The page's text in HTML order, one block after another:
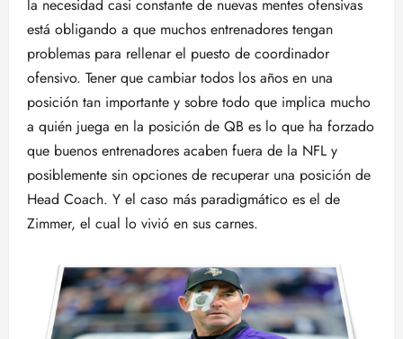
la necesidad casi constante de nuevas mentes ofensivas
está obligando a que muchos entrenadores tengan
problemas para rellenar el puesto de coordinador
ofensivo. Tener que cambiar todos los años en una
posición tan importante y sobre todo que implica mucho
a quién juega en la posición de QB es lo que ha forzado
que buenos entrenadores acaben fuera de la NFL y
posiblemente sin opciones de recuperar una posición de
Head Coach. Y el caso más paradigmático es el de
Zimmer, el cual lo vivió en sus carnes.